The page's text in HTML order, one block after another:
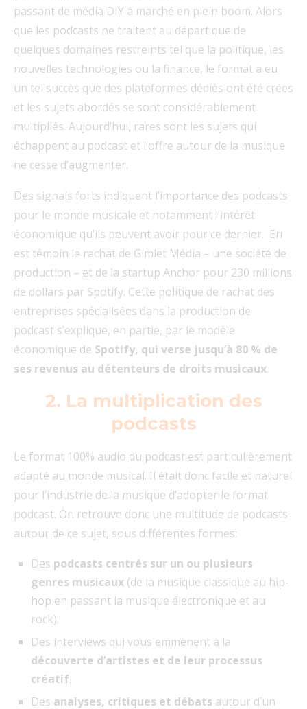
passant de média DIY à marché en plein boom. Alors
que les podcasts ne traitent au départ que de
quelques domaines restreints tel que la politique, les
nouvelles technologies ou la finance, le format a eu
un tel succès que des plateformes dédiés ont été crées
et les sujets abordés se sont considérablement
multipliés. Aujourd’hui, rares sont les sujets qui
échappent au podcast et l’offre autour de la musique
ne cesse d’augmenter.
Des signals forts indiquent l’importance des podcasts
pour le monde musicale et notamment l’intérêt
économique qu’ils peuvent avoir pour ce dernier. En
est témoin le rachat de Gimlet Média – une société de
production – et de la startup Anchor pour 230 millions
de dollars par Spotify. Cette politique de rachat des
entreprises spécialisées dans la production de
podcast s’explique, en partie, par le modèle
économique de Spotify, qui verse jusqu’à 80 % de
ses revenus au détenteurs de droits musicaux.
2. La multiplication des
podcasts
Le format 100% audio du podcast est particulièrement
adapté au monde musical. Il était donc facile et naturel
pour l’industrie de la musique d’adopter le format
podcast. On retrouve donc une multitude de podcasts
autour de ce sujet, sous différentes formes:
Des podcasts centrés sur un ou plusieurs
genres musicaux (de la musique classique au hip-
hop en passant la musique électronique et au
rock).
Des interviews qui vous emmènent à la
découverte d’artistes et de leur processus
créatif.
Des analyses, critiques et débats autour d’un